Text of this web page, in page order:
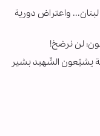
واعتراض دورية
لن نرضخ!
يشيّعون الشّهيد بشير